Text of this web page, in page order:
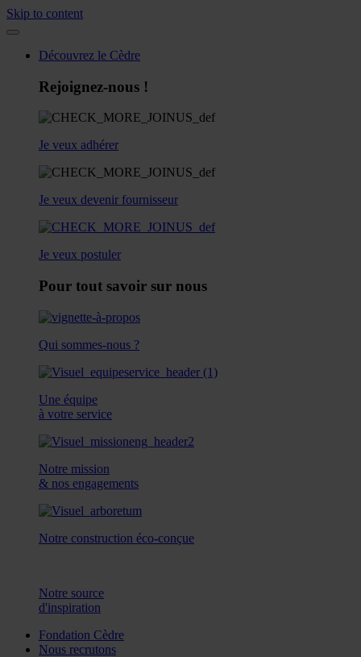
Skip to content
Découvrez le Cèdre
Rejoignez-nous !
Je veux adhérer
Je veux devenir fournisseur
Je veux postuler
Pour tout savoir sur nous
Qui sommes-nous ?
Une équipe
à votre service
Notre mission
& nos engagements
Notre construction éco-conçue
Notre source
d'inspiration
Fondation Cèdre
Nous recrutons